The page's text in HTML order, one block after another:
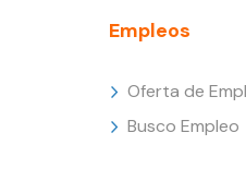
Empleos
Oferta de
Busco Empleo